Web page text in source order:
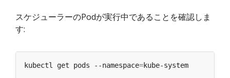
スケジューラーのPodが実行中であることを確認しま
す:
kubectl get pods --namespace=